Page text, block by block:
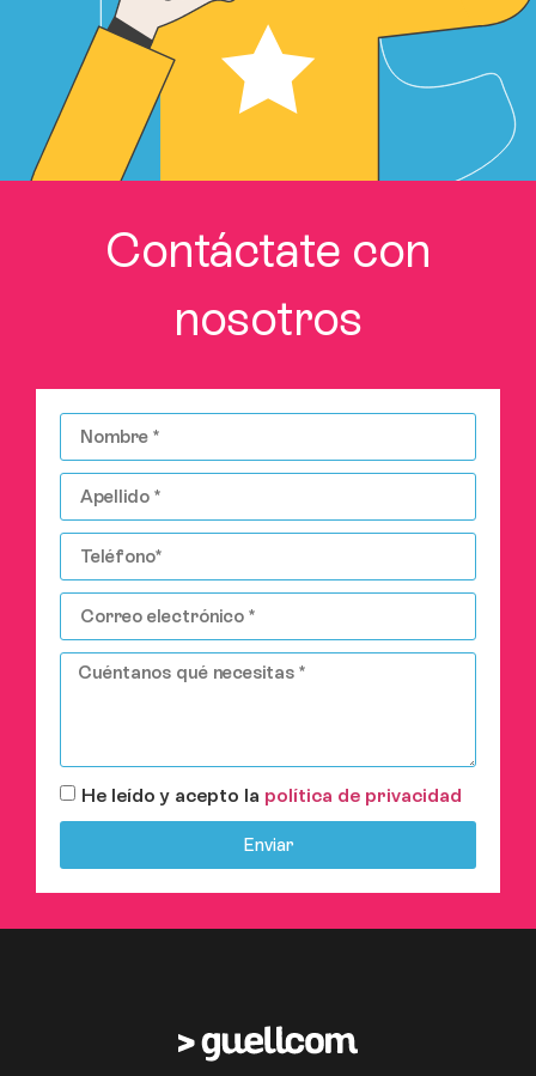
Contáctate con
nosotros
He leído y acepto la política de privacidad
Enviar